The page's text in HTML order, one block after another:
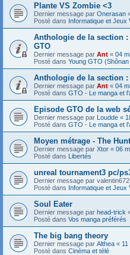
Plante VS Zombie <3
Dernier message par Onerasan
Posté dans Informatique et Jeux
Anthologie de la section
GTO
Dernier message par Ant « 04
Posté dans Young GTO
Anthologie de la section
Dernier message par Ant « 04
Posté dans GTO - Le manga et
Episode GTO de la web
Dernier message par Loudde «
Posté dans GTO - Le manga et
Moyen métrage - The
Dernier message par Xtor « 06
Posté dans Libertés
unreal tournament3 pc/
Dernier message par
Posté dans Informatique et Jeux
Soul Eater
Dernier message par head-trick
Posté dans Vos manga préférés
The big bang theory
Dernier message par Althea «
Posté dans Cinéma et télé